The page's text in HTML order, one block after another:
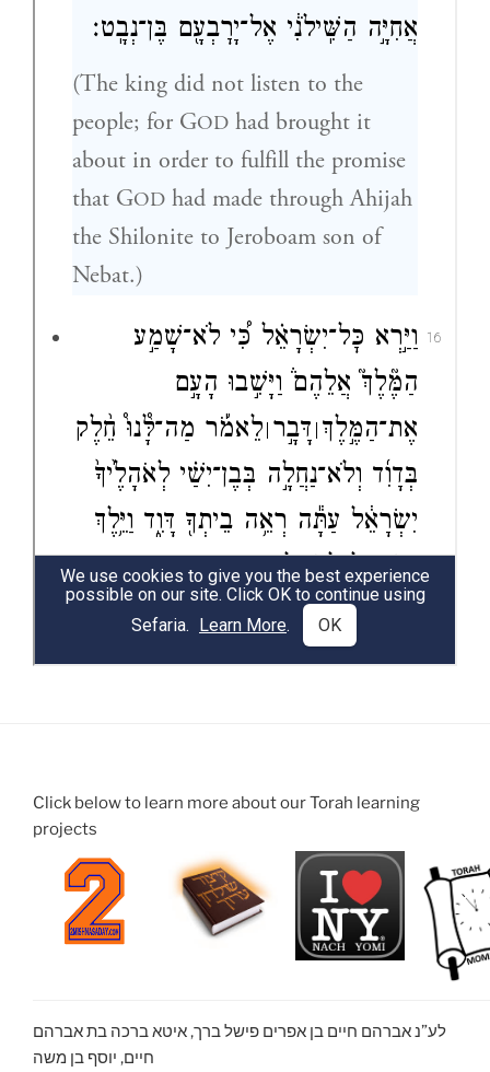
Click below to learn more about our Torah learning
projects
לע”נ אברהם חיים בן אפרים פישל ברך, איטא ברכה בת אברהם
חיים, יוסף בן משה